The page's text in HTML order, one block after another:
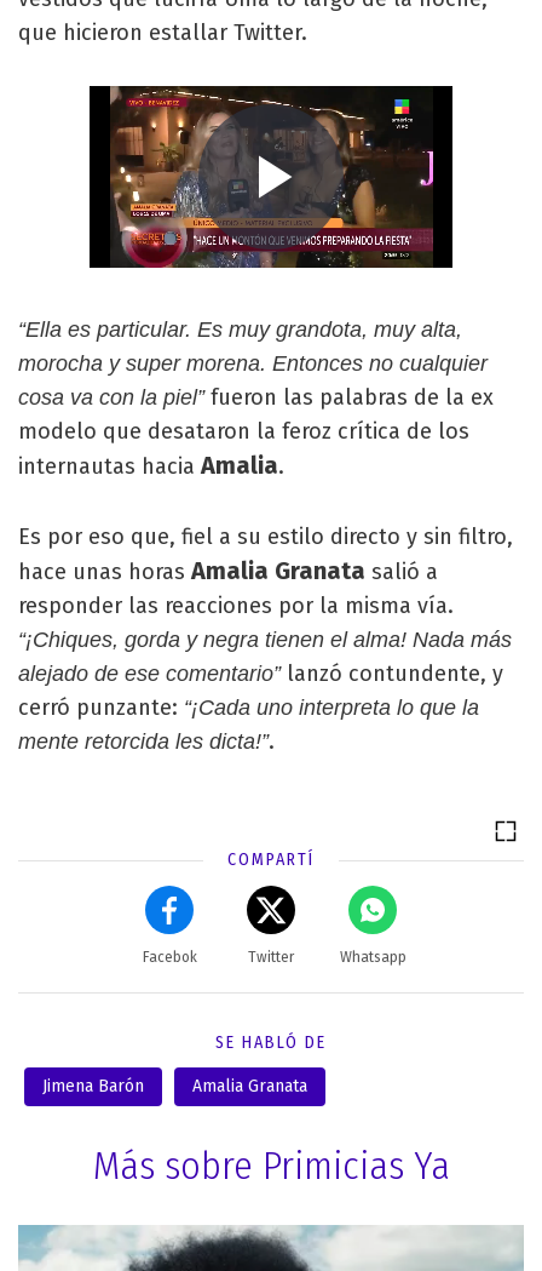
que hicieron estallar Twitter.
“Ella es particular. Es muy grandota, muy alta,
morocha y super morena. Entonces no cualquier
cosa va con la piel”fueron las palabras de la ex
modelo que desataron la feroz crítica de los
internautas haciaAmalia.
Es por eso que, fiel a su estilo directo y sin filtro,
hace unas horasAmalia Granata salió a
responder las reacciones por la misma vía.
“¡Chiques, gorda y negra tienen el alma! Nada más
alejado de ese comentario”lanzó contundente, y
cerró punzante: “¡Cada uno interpreta lo que la
mente retorcida les dicta!”.
COMPARTÍ
Facebok Twitter Whatsapp
SE HABLÓ DE
Jimena Barón Amalia Granata
Más sobre Primicias Ya